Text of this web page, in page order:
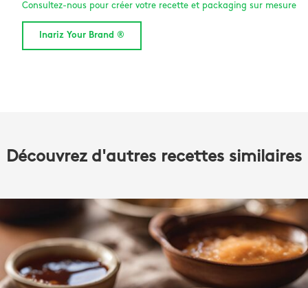
Consultez-nous pour créer votre recette et packaging sur mesure
Inariz Your Brand ®
Découvrez d'autres recettes similaires